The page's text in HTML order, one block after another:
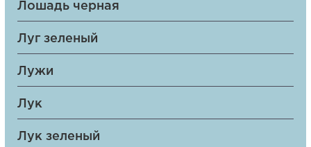
Лошадь черная
Луг зеленый
Лужи
Лук
Лук зеленый